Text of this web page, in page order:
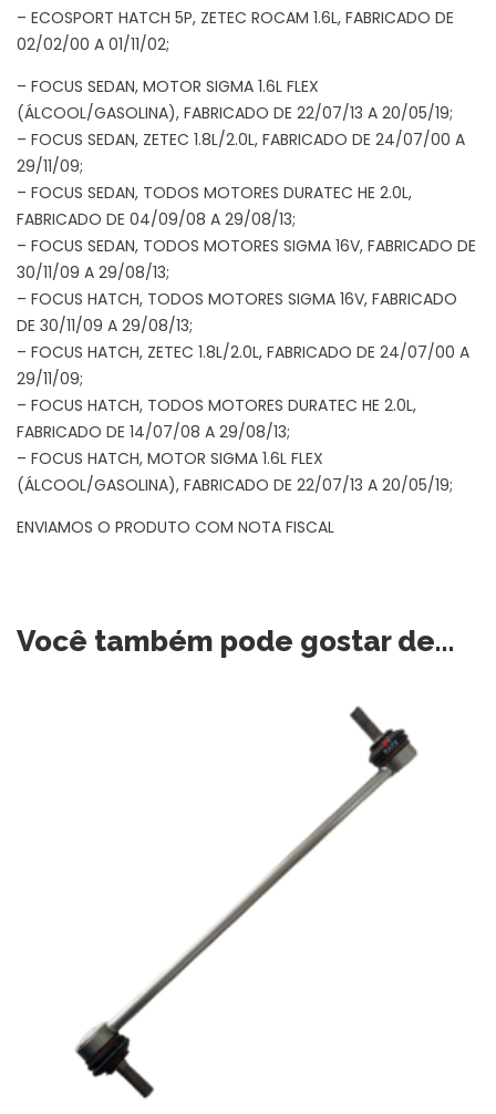
– ECOSPORT HATCH 5P, ZETEC ROCAM 1.6L, FABRICADO DE
02/02/00 A 01/11/02;
– FOCUS SEDAN, MOTOR SIGMA 1.6L FLEX
(ÁLCOOL/GASOLINA), FABRICADO DE 22/07/13 A 20/05/19;
– FOCUS SEDAN, ZETEC 1.8L/2.0L, FABRICADO DE 24/07/00 A
29/11/09;
– FOCUS SEDAN, TODOS MOTORES DURATEC HE 2.0L,
FABRICADO DE 04/09/08 A 29/08/13;
– FOCUS SEDAN, TODOS MOTORES SIGMA 16V, FABRICADO DE
30/11/09 A 29/08/13;
– FOCUS HATCH, TODOS MOTORES SIGMA 16V, FABRICADO
DE 30/11/09 A 29/08/13;
– FOCUS HATCH, ZETEC 1.8L/2.0L, FABRICADO DE 24/07/00 A
29/11/09;
– FOCUS HATCH, TODOS MOTORES DURATEC HE 2.0L,
FABRICADO DE 14/07/08 A 29/08/13;
– FOCUS HATCH, MOTOR SIGMA 1.6L FLEX
(ÁLCOOL/GASOLINA), FABRICADO DE 22/07/13 A 20/05/19;
ENVIAMOS O PRODUTO COM NOTA FISCAL
Você também pode gostar de…